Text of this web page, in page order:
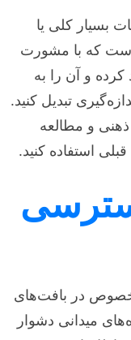
بسیار کلی یا
که با مشورت
کرده و آن را به
تبدیل کنید.
و مطالعه
استفاده کنید.
در بافت‌های
میدانی دشوار